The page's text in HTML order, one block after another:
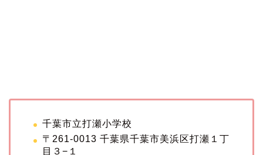
千葉市立打瀬小学校
〒261-0013 千葉県千葉市美浜区打瀬１丁
目３−１